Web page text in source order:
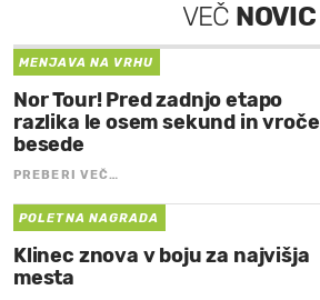
VEČ NOVIC
MENJAVA NA VRHU
Nor Tour! Pred zadnjo etapo
razlika le osem sekund in vroče
besede
PREBERI VEČ…
POLETNA NAGRADA
Klinec znova v boju za najvišja
mesta